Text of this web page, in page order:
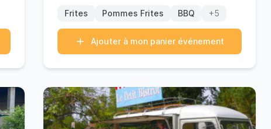
Frites Pommes Frites BBQ +5
Ajouter à mon panier événement